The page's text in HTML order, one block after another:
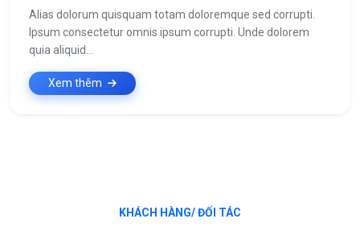
Alias dolorum quisquam totam doloremque sed corrupti.
Ipsum consectetur omnis ipsum corrupti. Unde dolorem
quia aliquid...
Xem thêm
KHÁCH HÀNG/ ĐỐI TÁC